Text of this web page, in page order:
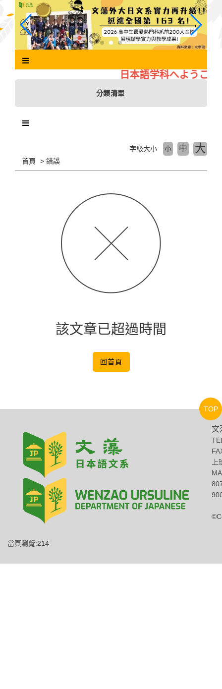
主
日本語学科へようこそ
分類清單
首頁 錯誤
字級大小 小 中 大
該文章已超過時間
回首頁
文
當頁瀏覽:214
TOP